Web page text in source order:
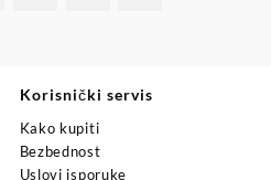
Korisnički servis
Kako kupiti
Bezbednost
Uslovi isporuke